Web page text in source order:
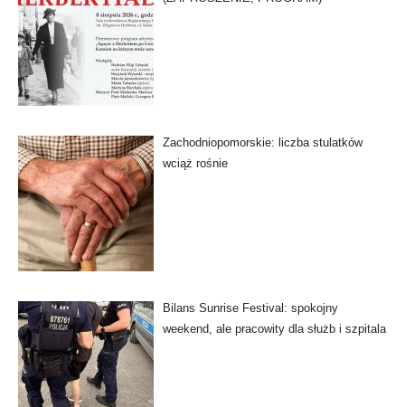
Zachodniopomorskie: liczba stulatków
wciąż rośnie
Bilans Sunrise Festival: spokojny
weekend, ale pracowity dla służb i szpitala